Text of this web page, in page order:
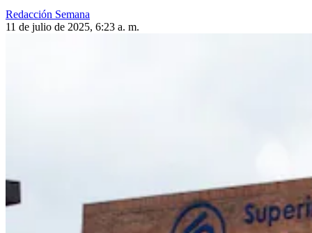
Redacción Semana
11 de julio de 2025, 6:23 a. m.